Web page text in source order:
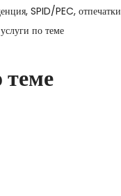
SPID/PEC, отпечатки
по теме
теме